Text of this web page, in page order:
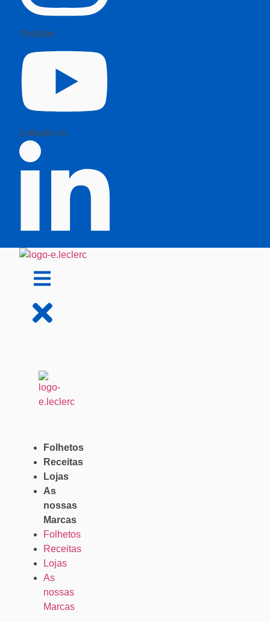
Youtube
Linkedin-in
Folhetos
Receitas
Lojas
As
nossas
Marcas
Folhetos
Receitas
Lojas
As
nossas
Marcas